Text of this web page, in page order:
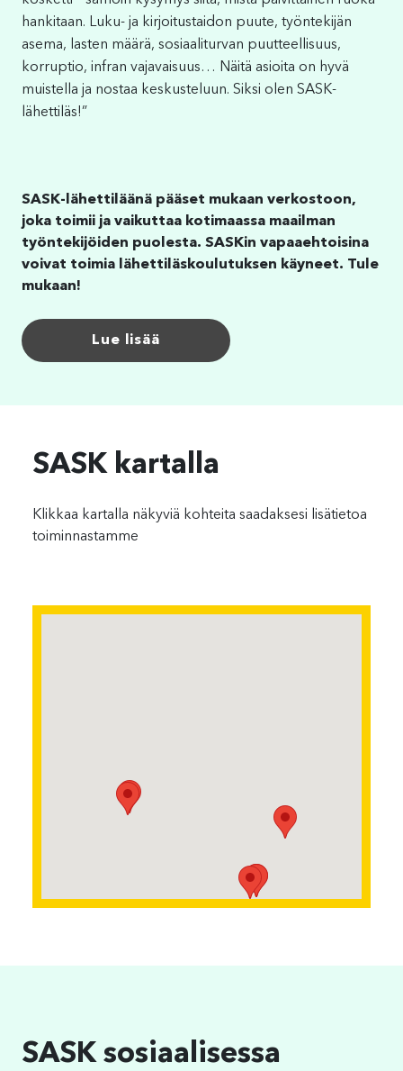
hankitaan. Luku- ja kirjoitustaidon puute, työntekijän
asema, lasten määrä, sosiaaliturvan puutteellisuus,
korruptio, infran vajavaisuus… Näitä asioita on hyvä
muistella ja nostaa keskusteluun. Siksi olen SASK-
lähettiläs!”
SASK-lähettiläänä pääset mukaan verkostoon,
joka toimii ja vaikuttaa kotimaassa maailman
työntekijöiden puolesta. SASKin vapaaehtoisina
voivat toimia lähettiläskoulutuksen käyneet. Tule
mukaan!
Lue lisää
SASK kartalla
Klikkaa kartalla näkyviä kohteita saadaksesi lisätietoa
toiminnastamme
SASK sosiaalisessa